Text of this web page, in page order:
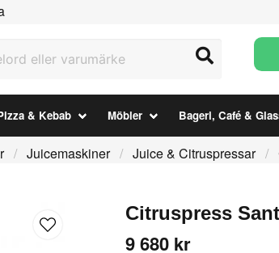
& Kebab Möbler Bageri, Café &
Juicemaskiner Juice & Citruspressar
Citruspress
9 680 kr